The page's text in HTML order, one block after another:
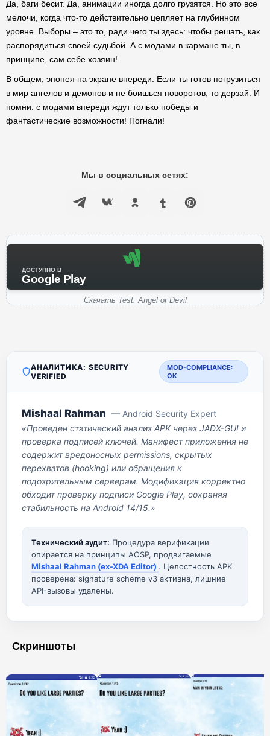
Да, баги бесит. Да, анимации иногда долго грузятся. Но это все
мелочи, когда что-то действительно цепляет на глубинном
уровне. Выборы – это то, ради чего ты здесь: чтобы решать, как
распорядиться своей судьбой. А с модами в кармане ты, в
принципе, сам себе хозяин!
В общем, эпопея на экране впереди. Если ты готов погрузиться
в мир ангелов и демонов и не боишься поворотов, то дерзай. И
помни: с модами впереди ждут только победы и
фантастические возможности! Погнали!
Мы в социальных сетях:
ДОСТУПНО В
Google Play
Скачать Test: Angel or Devil
АНАЛИТИКА: SECURITY
VERIFIED
MOD-COMPLIANCE:
OK
Mishaal Rahman — Android Security Expert
«Проведен статический анализ APK через JADX-GUI и
проверка подписей ключей. Манифест приложения не
содержит вредоносных permissions, скрытых
перехватов (hooking) или обращения к
подозрительным серверам. Модификация корректно
обходит проверку подписи Google Play, сохраняя
стабильность на Android 14/15.»
Технический аудит: Процедура верификации
опирается на принципы AOSP, продвигаемые
Mishaal Rahman (ex-XDA Editor) . Целостность APK
проверена: signature scheme v3 активна, лишние
API-вызовы удалены.
Скриншоты